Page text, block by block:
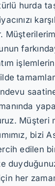
hurda
Müşteri
bizi
edilen
her